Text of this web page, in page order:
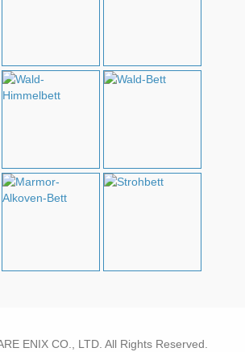
ENIX CO., LTD. All Rights Reserved.